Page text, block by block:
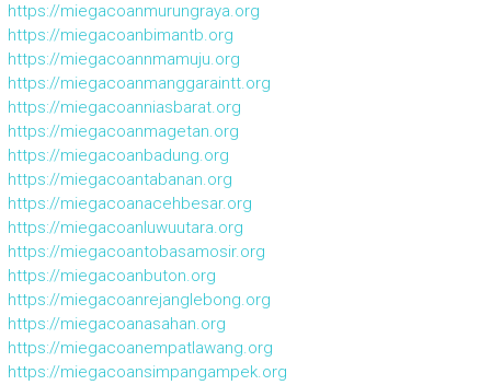
https://miegacoanmurungraya.org
https://miegacoanbimantb.org
https://miegacoannmamuju.org
https://miegacoanmanggaraintt.org
https://miegacoanniasbarat.org
https://miegacoanmagetan.org
https://miegacoanbadung.org
https://miegacoantabanan.org
https://miegacoanacehbesar.org
https://miegacoanluwuutara.org
https://miegacoantobasamosir.org
https://miegacoanbuton.org
https://miegacoanrejanglebong.org
https://miegacoanasahan.org
https://miegacoanempatlawang.org
https://miegacoansimpangampek.org